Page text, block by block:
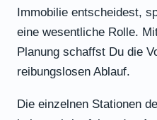
Immobilie entscheidest,
eine wesentliche Rolle.
Planung schaffst Du die
reibungslosen Ablauf.
Die einzelnen Stationen